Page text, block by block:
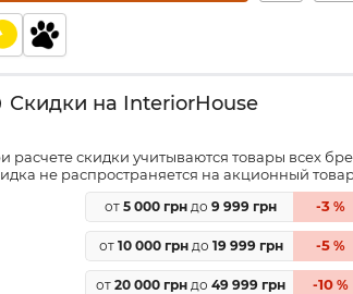
Скидки на InteriorHouse
расчете скидки учитываются товары всех
не распространяется на акционный
от 5 000 грн до 9 999 грн -3 %
от 10 000 грндо 19 999 грн -5 %
от 20 000 грн до 49 999 грн -10 %